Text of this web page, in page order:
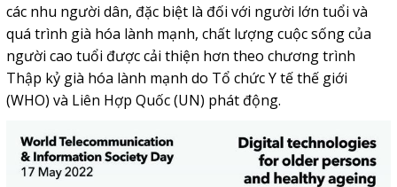
các nhu người dân, đặc biệt là đối với người lớn tuổi và
quá trình già hóa lành mạnh, chất lượng cuộc sống của
người cao tuổi được cải thiện hơn theo chương trình
Thập kỷ già hóa lành mạnh do Tổ chức Y tế thế giới
(WHO) và Liên Hợp Quốc (UN) phát động.